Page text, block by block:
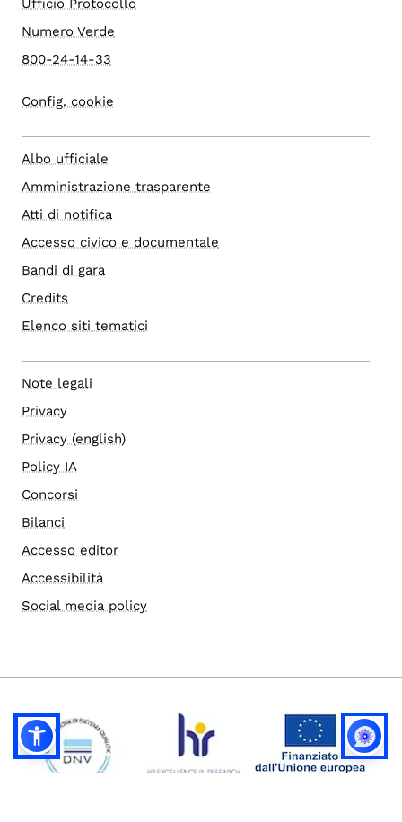
Ufficio Protocollo
Numero Verde
800-24-14-33
Config. cookie
Albo ufficiale
Amministrazione trasparente
Atti di notifica
Accesso civico e documentale
Bandi di gara
Credits
Elenco siti tematici
Note legali
Privacy
Privacy (english)
Policy IA
Concorsi
Bilanci
Accesso editor
Accessibilità
Social media policy